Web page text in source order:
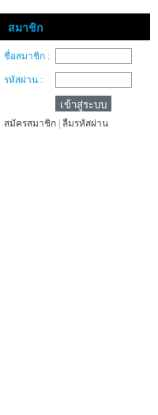
สมาชิก
ชื่อสมาชิก :
รหัสผ่าน :
สมัครสมาชิก ลืมรหัสผ่าน